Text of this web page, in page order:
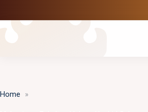
to
content
Home